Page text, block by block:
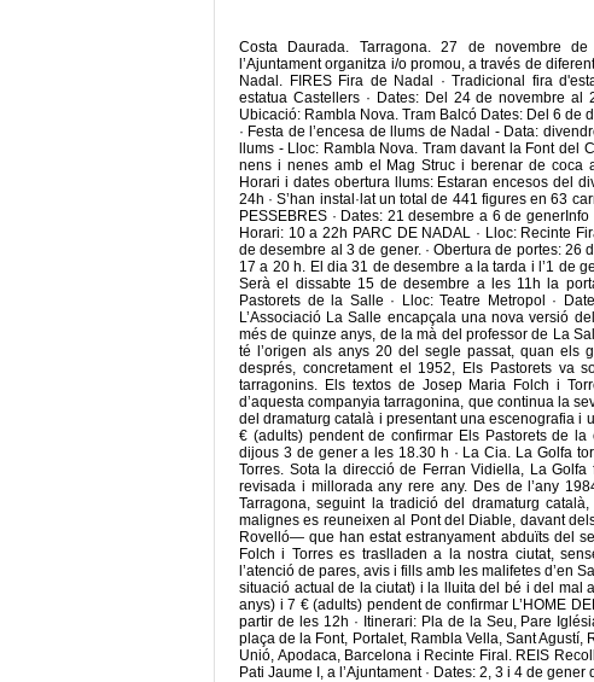
Costa Daurada. Tarragona. 27 de novembre
l’Ajuntament organitza i/o promou, a través de
Nadal. FIRES Fira de Nadal · Tradicional fira
estatua Castellers · Dates: Del 24 de novembre
Ubicació: Rambla Nova. Tram Balcó Dates: Del 6 de
· Festa de l’encesa de llums de Nadal - Data:
llums - Lloc: Rambla Nova. Tram davant la Font del
nens i nenes amb el Mag Struc i berenar de coca
Horari i dates obertura llums: Estaran encesos del
24h · S’han instal·lat un total de 441 figures en 63
PESSEBRES · Dates: 21 desembre a 6 de
Horari: 10 a 22h PARC DE NADAL · Lloc: Recinte
de desembre al 3 de gener. · Obertura de portes: 26
17 a 20 h. El dia 31 de desembre a la tarda i l’1 de
Serà el dissabte 15 de desembre a les 11h la
Pastorets de la Salle · Lloc: Teatre Metropol ·
L’Associació La Salle encapçala una nova versió
més de quinze anys, de la mà del professor de La
té l’origen als anys 20 del segle passat, quan els
després, concretament el 1952, Els Pastorets va
tarragonins. Els textos de Josep Maria Folch i
d’aquesta companyia tarragonina, que continua la
del dramaturg català i presentant una escenografia i
€ (adults) pendent de confirmar Els Pastorets de
dijous 3 de gener a les 18.30 h · La Cia. La Golfa
Torres. Sota la direcció de Ferran Vidiella, La
revisada i millorada any rere any. Des de l’any
Tarragona, seguint la tradició del dramaturg
malignes es reuneixen al Pont del Diable, davant
Rovelló— que han estat estranyament abduïts del
Folch i Torres es traslladen a la nostra ciutat,
l’atenció de pares, avis i fills amb les malifetes d’en
situació actual de la ciutat) i la lluita del bé i del mal
anys) i 7 € (adults) pendent de confirmar L’HOME
partir de les 12h · Itinerari: Pla de la Seu, Pare
plaça de la Font, Portalet, Rambla Vella, Sant
Unió, Apodaca, Barcelona i Recinte Firal. REIS
Pati Jaume I, a l’Ajuntament · Dates: 2, 3 i 4 de